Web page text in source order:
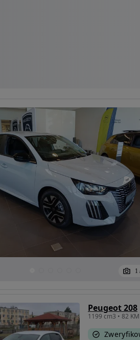
1
Peugeot 208
1199 cm3 • 82